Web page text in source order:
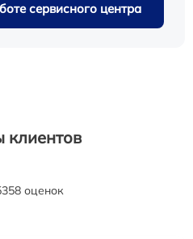
сервисного центра
клиентов
оценок